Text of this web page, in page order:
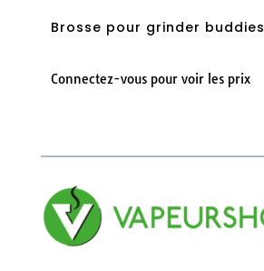
Brosse pour grinder buddies
Connectez-vous pour voir les prix